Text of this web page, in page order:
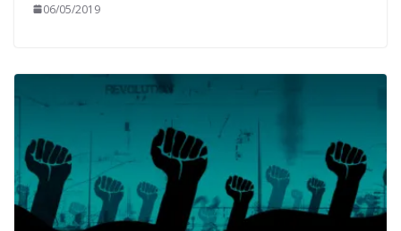
06/05/2019